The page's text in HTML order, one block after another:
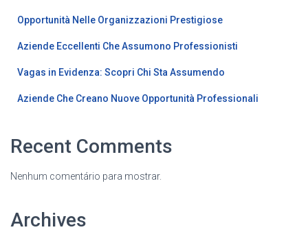
Opportunità Nelle Organizzazioni Prestigiose
Aziende Eccellenti Che Assumono Professionisti
Vagas in Evidenza: Scopri Chi Sta Assumendo
Aziende Che Creano Nuove Opportunità Professionali
Recent Comments
Nenhum comentário para mostrar.
Archives